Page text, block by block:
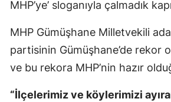
Mersin
İzmir
MHP’ye’ sloganıyla çalmadık
MHP Gümüşhane Milletvekili
partisinin Gümüşhane’de rekor
ve bu rekora MHP’nin hazır
“İlçelerimiz ve köylerimizi